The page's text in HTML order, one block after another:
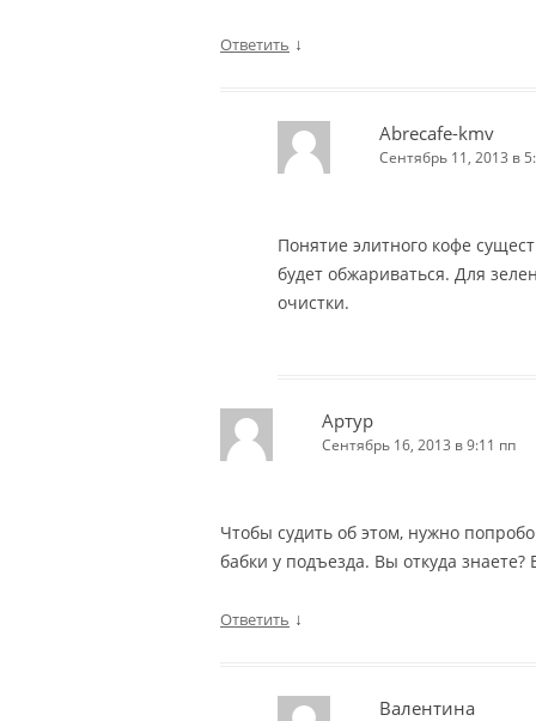
Ответить ↓
Abrecafe-kmv
Сентябрь 11, 2013 в
Понятие элитного кофе
будет обжариваться. Для
очистки.
Артур
Сентябрь 16, 2013 в 9:11 пп
Чтобы судить об этом, нужно
бабки у подъезда. Вы откуда
Ответить ↓
Валентина